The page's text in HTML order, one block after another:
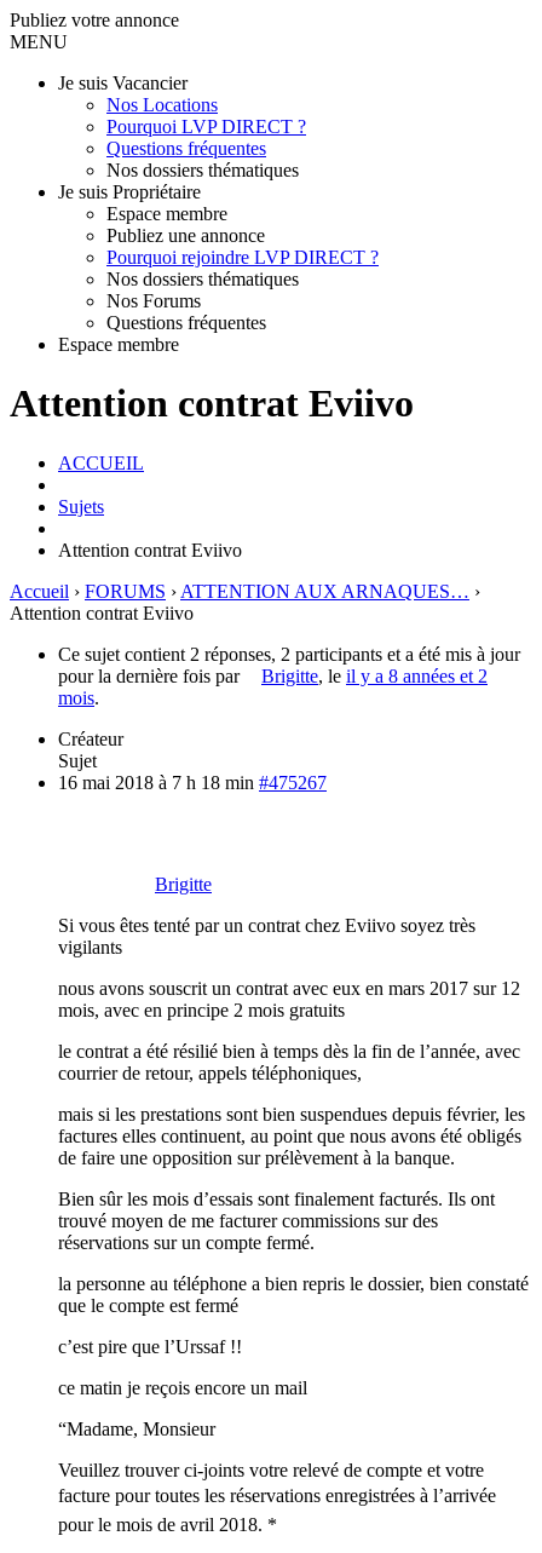
Publiez votre annonce
MENU
Je suis Vacancier
Nos Locations
Pourquoi LVP DIRECT ?
Questions fréquentes
Nos dossiers thématiques
Je suis Propriétaire
Espace membre
Publiez une annonce
Pourquoi rejoindre LVP DIRECT ?
Nos dossiers thématiques
Nos Forums
Questions fréquentes
Espace membre
Attention contrat Eviivo
ACCUEIL
Sujets
Attention contrat Eviivo
Accueil › FORUMS › ATTENTION AUX ARNAQUES… ›
Attention contrat Eviivo
Ce sujet contient 2 réponses, 2 participants et a été mis à jour
pour la dernière fois par
Brigitte, le il y a 8 années et 2
mois.
Créateur
Sujet
16 mai 2018 à 7 h 18 min #475267
Brigitte
Si vous êtes tenté par un contrat chez Eviivo soyez très
vigilants
nous avons souscrit un contrat avec eux en mars 2017 sur 12
mois, avec en principe 2 mois gratuits
le contrat a été résilié bien à temps dès la fin de l’année, avec
courrier de retour, appels téléphoniques,
mais si les prestations sont bien suspendues depuis février, les
factures elles continuent, au point que nous avons été obligés
de faire une opposition sur prélèvement à la banque.
Bien sûr les mois d’essais sont finalement facturés. Ils ont
trouvé moyen de me facturer commissions sur des
réservations sur un compte fermé.
la personne au téléphone a bien repris le dossier, bien constaté
que le compte est fermé
c’est pire que l’Urssaf !!
ce matin je reçois encore un mail
“Madame, Monsieur
Veuillez trouver ci-joints votre relevé de compte et votre
facture pour toutes les réservations enregistrées à l’arrivée
pour le mois de avril 2018. *